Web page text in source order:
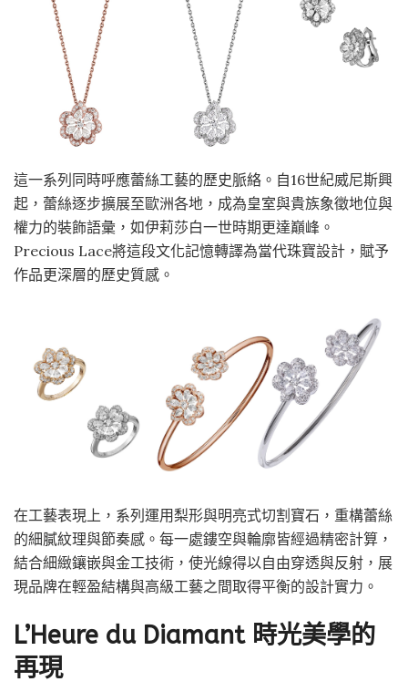
這一系列同時呼應蕾絲工藝的歷史脈絡。自16世紀威尼斯興
起，蕾絲逐步擴展至歐洲各地，成為皇室與貴族象徵地位與
權力的裝飾語彙，如伊莉莎白一世時期更達巔峰。
Precious Lace將這段文化記憶轉譯為當代珠寶設計，賦予
作品更深層的歷史質感。
在工藝表現上，系列運用梨形與明亮式切割寶石，重構蕾絲
的細膩紋理與節奏感。每一處鏤空與輪廓皆經過精密計算，
結合細緻鑲嵌與金工技術，使光線得以自由穿透與反射，展
現品牌在輕盈結構與高級工藝之間取得平衡的設計實力。
L’Heure du Diamant 時光美學的
再現